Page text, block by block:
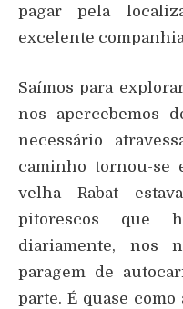
pagar pela
excelente
Saímos para
nos apercebemos
necessário
caminho tornou-se
velha Rabat
pitorescos que
diariamente, nos
paragem de
parte. É quase